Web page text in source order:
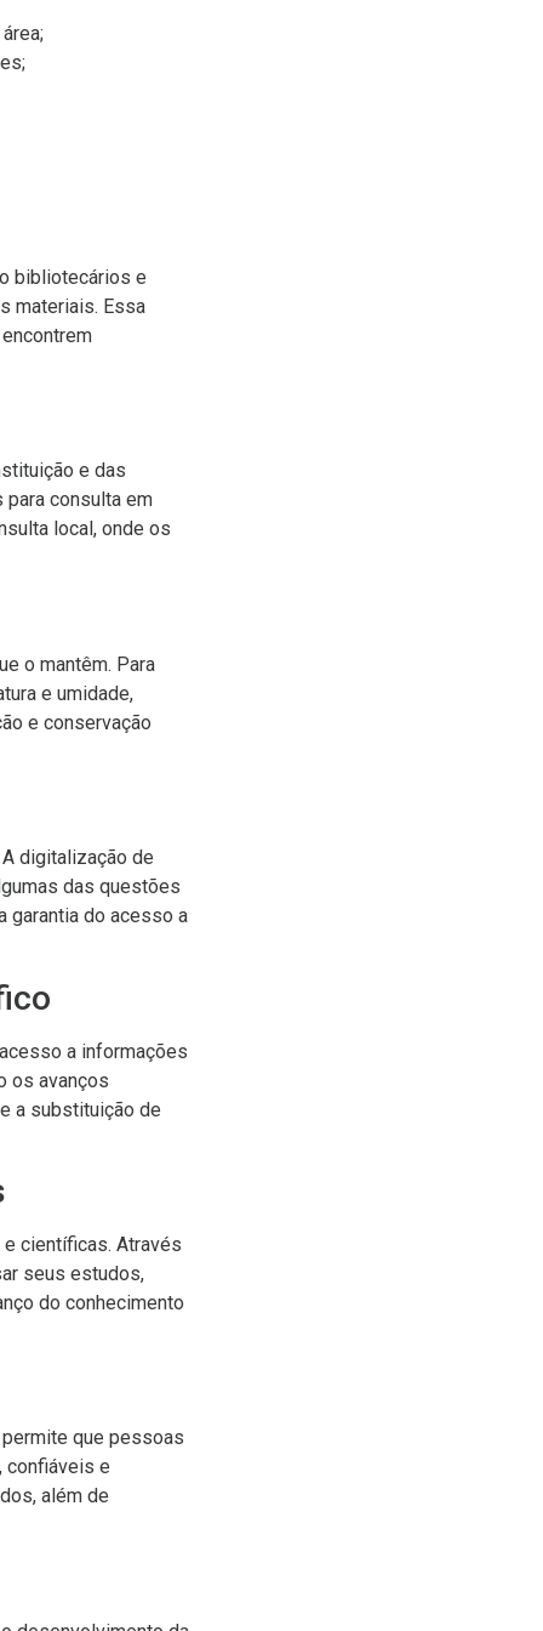
bibliotecários e
materiais. Essa
e das
consulta em
local, onde os
o mantêm. Para
e umidade,
e conservação
digitalização de
das questões
garantia do acesso a
a informações
os avanços
a substituição de
científicas. Através
seus estudos,
do conhecimento
que pessoas
confiáveis e
além de